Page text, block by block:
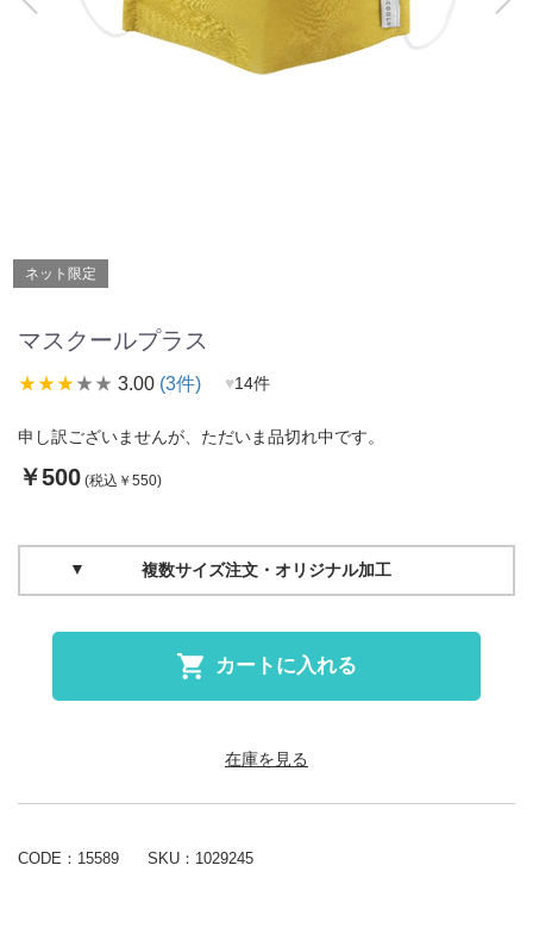
ネット限定
マスクールプラス
star_ratestar_ratestar_ratestar_rate star_rate 3.00 (3件) ♥14件
申し訳ございませんが、ただいま品切れ中です。
￥500 (税込￥550)
複数サイズ注文・オリジナル加工
カートに入れる
在庫を見る
CODE：15589 SKU： 1029245